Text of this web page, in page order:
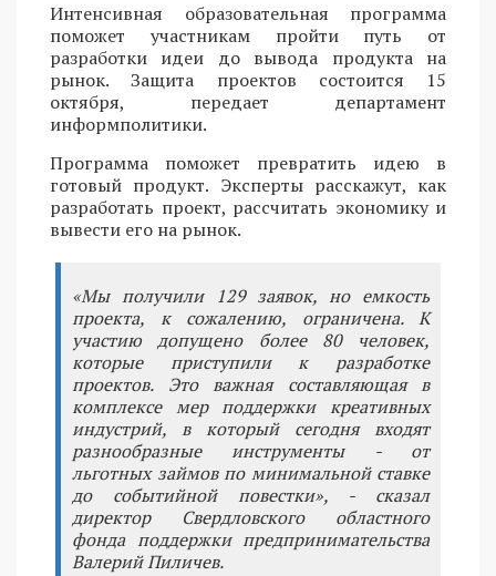
Интенсивная образовательная программа
поможет участникам пройти путь от
разработки идеи до вывода продукта на
рынок. Защита проектов состоится 15
октября, передает департамент
информполитики.
Программа поможет превратить идею в
готовый продукт. Эксперты расскажут, как
разработать проект, рассчитать экономику и
вывести его на рынок.
«Мы получили 129 заявок, но емкость
проекта, к сожалению, ограничена. К
участию допущено более 80 человек,
которые приступили к разработке
проектов. Это важная составляющая в
комплексе мер поддержки креативных
индустрий, в который сегодня входят
разнообразные инструменты - от
льготных займов по минимальной ставке
до событийной повестки», - сказал
директор Свердловского областного
фонда поддержки предпринимательства
Валерий Пиличев.